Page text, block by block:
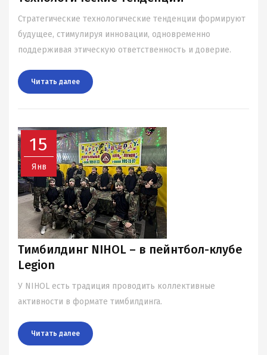
Стратегические технологические тенденции формируют
будущее, стимулируя инновации, одновременно
поддерживая этическую ответственность и доверие.
Читать далee
15
Янв
Тимбилдинг NIHOL – в пейнтбол-клубе
Legion
У NIHOL есть традиция проводить коллективные
активности в формате тимбилдинга.
Читать далee